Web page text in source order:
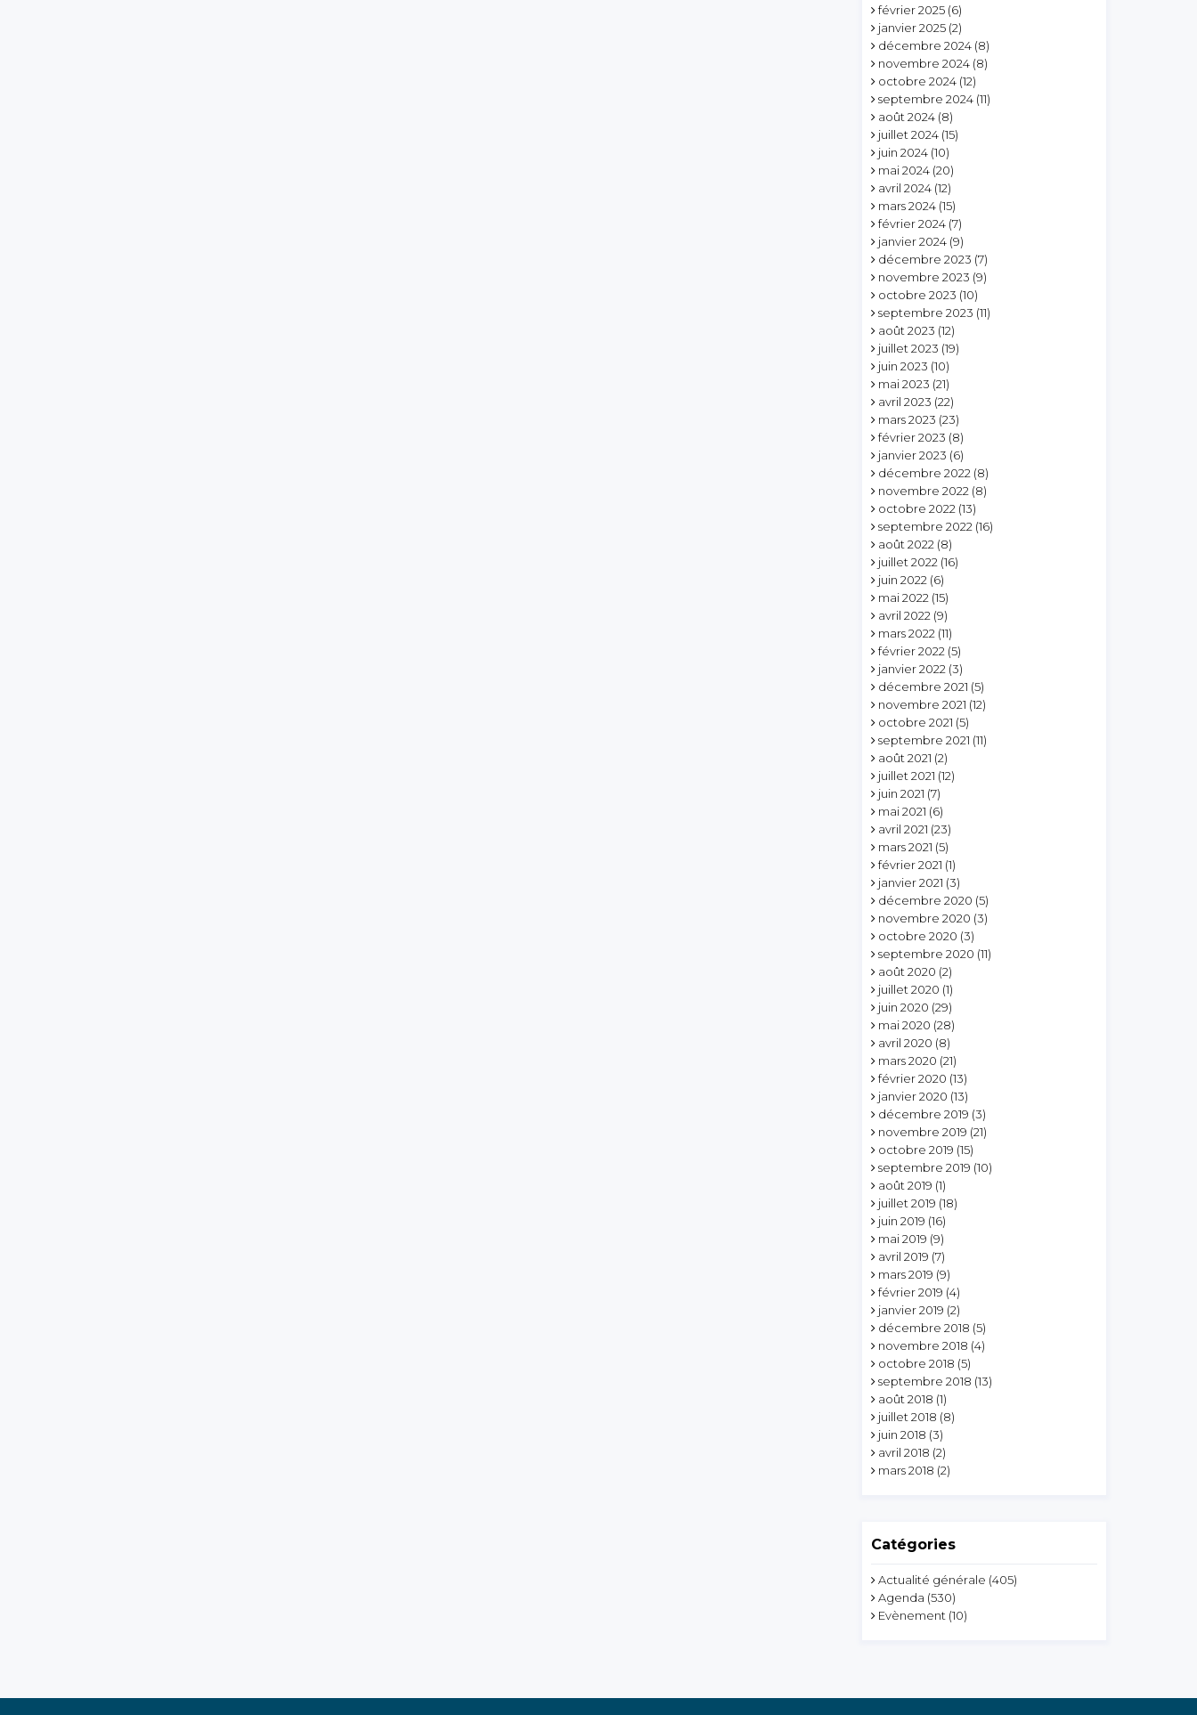
février 2025 (6)
janvier 2025 (2)
décembre 2024 (8)
novembre 2024 (8)
octobre 2024 (12)
septembre 2024 (11)
août 2024 (8)
juillet 2024 (15)
juin 2024 (10)
mai 2024 (20)
avril 2024 (12)
mars 2024 (15)
février 2024 (7)
janvier 2024 (9)
décembre 2023 (7)
novembre 2023 (9)
octobre 2023 (10)
septembre 2023 (11)
août 2023 (12)
juillet 2023 (19)
juin 2023 (10)
mai 2023 (21)
avril 2023 (22)
mars 2023 (23)
février 2023 (8)
janvier 2023 (6)
décembre 2022 (8)
novembre 2022 (8)
octobre 2022 (13)
septembre 2022 (16)
août 2022 (8)
juillet 2022 (16)
juin 2022 (6)
mai 2022 (15)
avril 2022 (9)
mars 2022 (11)
février 2022 (5)
janvier 2022 (3)
décembre 2021 (5)
novembre 2021 (12)
octobre 2021 (5)
septembre 2021 (11)
août 2021 (2)
juillet 2021 (12)
juin 2021 (7)
mai 2021 (6)
avril 2021 (23)
mars 2021 (5)
février 2021 (1)
janvier 2021 (3)
décembre 2020 (5)
novembre 2020 (3)
octobre 2020 (3)
septembre 2020 (11)
août 2020 (2)
juillet 2020 (1)
juin 2020 (29)
mai 2020 (28)
avril 2020 (8)
mars 2020 (21)
février 2020 (13)
janvier 2020 (13)
décembre 2019 (3)
novembre 2019 (21)
octobre 2019 (15)
septembre 2019 (10)
août 2019 (1)
juillet 2019 (18)
juin 2019 (16)
mai 2019 (9)
avril 2019 (7)
mars 2019 (9)
février 2019 (4)
janvier 2019 (2)
décembre 2018 (5)
novembre 2018 (4)
octobre 2018 (5)
septembre 2018 (13)
août 2018 (1)
juillet 2018 (8)
juin 2018 (3)
avril 2018 (2)
mars 2018 (2)
Catégories
Actualité générale (405)
Agenda (530)
Evènement (10)